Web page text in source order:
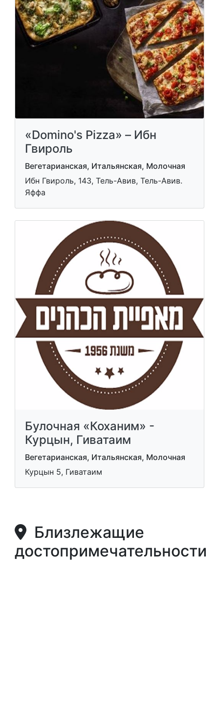
«Domino's Pizza» – Ибн
Гвироль
Вегетарианская, Итальянская, Молочная
Ибн Гвироль, 143, Тель-Авив, Тель-Авив.
Яффа
Булочная «Коханим» -
Курцын, Гиватаим
Вегетарианская, Итальянская, Молочная
Курцын 5, Гиватаим
Близлежащие
достопримечательности